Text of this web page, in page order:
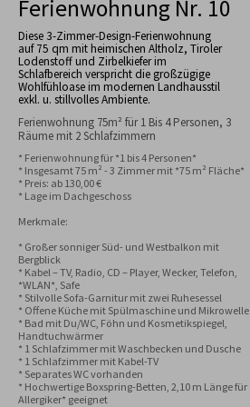
Ferienwohnung Nr. 10
Diese 3-Zimmer-Design-Ferienwohnung
auf 75 qm mit heimischen Altholz, Tiroler
Lodenstoff und Zirbelkiefer im
Schlafbereich verspricht die großzügige
Wohlfühloase im modernen Landhausstil
exkl. u. stillvolles Ambiente.
Ferienwohnung 75m² für 1 Bis 4 Personen, 3
Räume mit 2 Schlafzimmern
* Ferienwohnung für *1 bis 4 Personen*
* Insgesamt 75 m² - 3 Zimmer mit *75 m² Fläche*
* Preis: ab 130,00 €
* Lage im Dachgeschoss
Merkmale:
* Großer sonniger Süd- und Westbalkon mit
Bergblick
* Kabel – TV, Radio, CD – Player, Wecker, Telefon,
*WLAN*, Safe
* Stilvolle Sofa-Garnitur mit zwei Ruhesessel
* Offene Küche mit Spülmaschine und Mikrowelle
* Bad mit Du/WC, Föhn und Kosmetikspiegel,
Handtuchwärmer
* 1 Schlafzimmer mit Waschbecken und Dusche
* 1 Schlafzimmer mit Kabel-TV
* Separates WC vorhanden
* Hochwertige Boxspring-Betten, 2,10 m Länge für
Allergiker* geeignet